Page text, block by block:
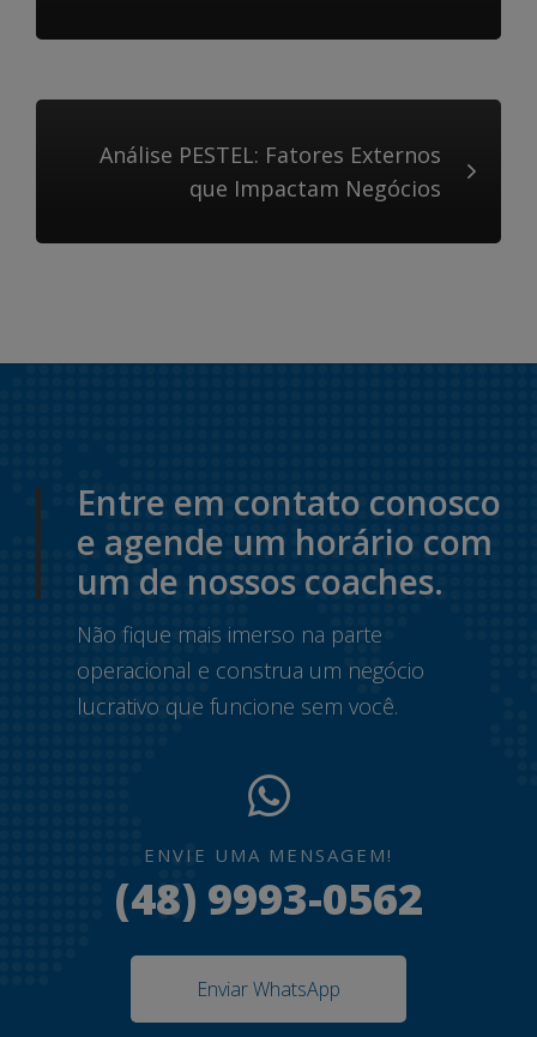
Análise PESTEL: Fatores Externos
que Impactam Negócios
Entre em contato conosco
e agende um horário com
um de nossos coaches.
Não fique mais imerso na parte
operacional e construa um negócio
lucrativo que funcione sem você.
ENVIE UMA MENSAGEM!
(48) 9993-0562
Enviar WhatsApp